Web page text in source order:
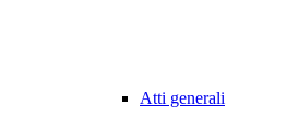
Atti generali